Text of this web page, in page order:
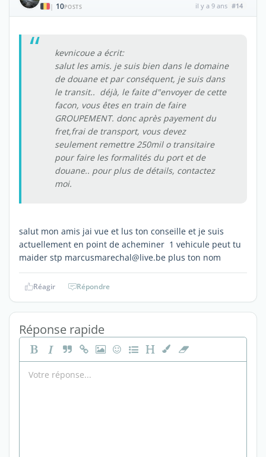
| 10POSTS il y a 9 ans #14
kevnicoue a écrit:
salut les amis. je suis bien dans le domaine
de douane et par conséquent, je suis dans
le transit.. déjà, le faite d"envoyer de cette
facon, vous êtes en train de faire
GROUPEMENT. donc après payement du
fret,frai de transport, vous devez
seulement remettre 250mil o transitaire
pour faire les formalités du port et de
douane.. pour plus de détails, contactez
moi.
salut mon amis jai vue et lus ton conseille et je suis
actuellement en point de acheminer 1 vehicule peut tu
maider stp marcusmarechal@live.be plus ton nom
Réagir Répondre
Réponse rapide